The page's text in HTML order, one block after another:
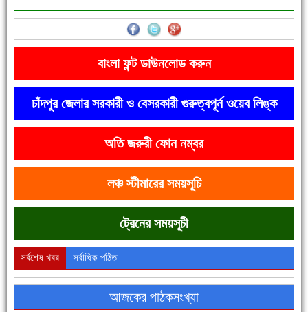
'বাংলা সাহিত্যানুরাগীরা তাঁর অবদানকে চিরকাল স্মরণ করবে'
দেশে রাস্তাঘাটসহ অনেক কিছুই হয়েছে, বাড়েনি কর্মসংস্থান
ফরিদগঞ্জের ভূমিহীন ২০ পরিবার আজ নিজের পাকা ঘরে উঠছে
বাংলা ফন্ট ডাউনলোড করুন
চাঁদপুর জেলার সরকারী ও বেসরকারী গুরুত্বপূর্ন ওয়েব লিঙ্ক
অতি জরুরী ফোন নম্বর
লঞ্চ স্টীমারের সময়সূচি
ট্রেনের সময়সূচী
সর্বশেষ খবর সর্বাধিক পঠিত
আজকের পাঠকসংখ্যা